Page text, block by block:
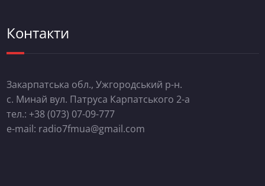
Контакти
Закарпатська обл., Ужгородський р-н.
с. Минай вул. Патруса Карпатського 2-а
тел.: +38 (073) 07-09-777
e-mail: radio7fmua@gmail.com